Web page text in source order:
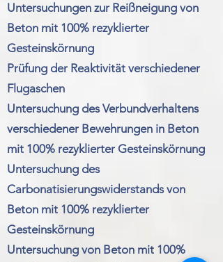
Untersuchungen zur Reißneigung von
Beton mit 100% rezyklierter
Gesteinskörnung
Prüfung der Reaktivität verschiedener
Flugaschen
Untersuchung des Verbundverhaltens
verschiedener Bewehrungen in Beton
mit 100% rezyklierter Gesteinskörnung
Untersuchung des
Carbonatisierungswiderstands von
Beton mit 100% rezyklierter
Gesteinskörnung
Untersuchung von Beton mit 100%